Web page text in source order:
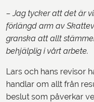
– Jag tycker att det är
förlängd arm av
granska att allt
behjälplig i vårt arbete.
Lars och hans revisor
handlar om allt från
beslut som påverkar